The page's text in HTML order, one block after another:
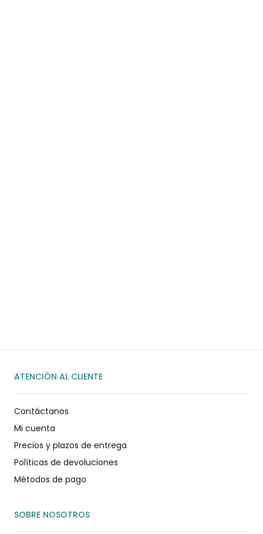
ATENCIÓN AL CLIENTE
Contáctanos
Mi cuenta
Precios y plazos de entrega
Políticas de devoluciones
Métodos de pago
SOBRE NOSOTROS